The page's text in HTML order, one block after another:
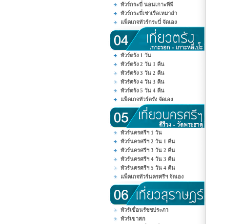
ทัวร์กระบี่ นอนเกาะพีพี
ทัวร์กระบี่เช่าเรือเหมาลำ
แพ็คเกจทัวร์กระบี่ จัดเอง
ทัวร์ตรัง 1 วัน
ทัวร์ตรัง 2 วัน 1 คืน
ทัวร์ตรัง 3 วัน 2 คืน
ทัวร์ตรัง 4 วัน 3 คืน
ทัวร์ตรัง 5 วัน 4 คืน
แพ็คเกจทัวร์ตรัง จัดเอง
ทัวร์นครศรีฯ 1 วัน
ทัวร์นครศรีฯ 2 วัน 1 คืน
ทัวร์นครศรีฯ 3 วัน 2 คืน
ทัวร์นครศรีฯ 4 วัน 3 คืน
ทัวร์นครศรีฯ 5 วัน 4 คืน
แพ็คเกจทัวร์นครศรีฯ จัดเอง
ทัวร์เขื่อนรัชชประภา
ทัวร์เขาสก